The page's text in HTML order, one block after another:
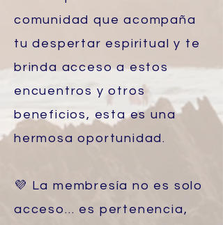
comunidad que acompaña
tu despertar espiritual y te
brinda acceso a estos
encuentros y otros
beneficios, esta es una
hermosa oportunidad.
💜 La membresía no es solo
acceso… es pertenencia,